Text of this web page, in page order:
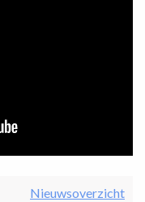
Nieuwsoverzicht